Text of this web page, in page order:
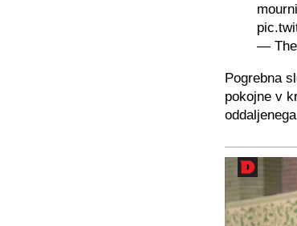
— The
Pogrebna
pokojne v